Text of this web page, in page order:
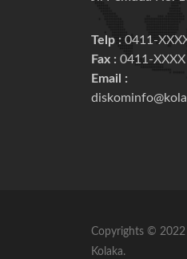
Telp : 0411-
Fax : 0411-XXXX
Email :
Copyrights © 2022
Kolaka.